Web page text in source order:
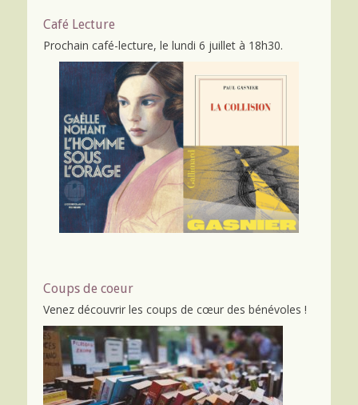
Café Lecture
Prochain café-lecture, le lundi 6 juillet à 18h30.
Coups de coeur
Venez découvrir les coups de cœur des bénévoles !